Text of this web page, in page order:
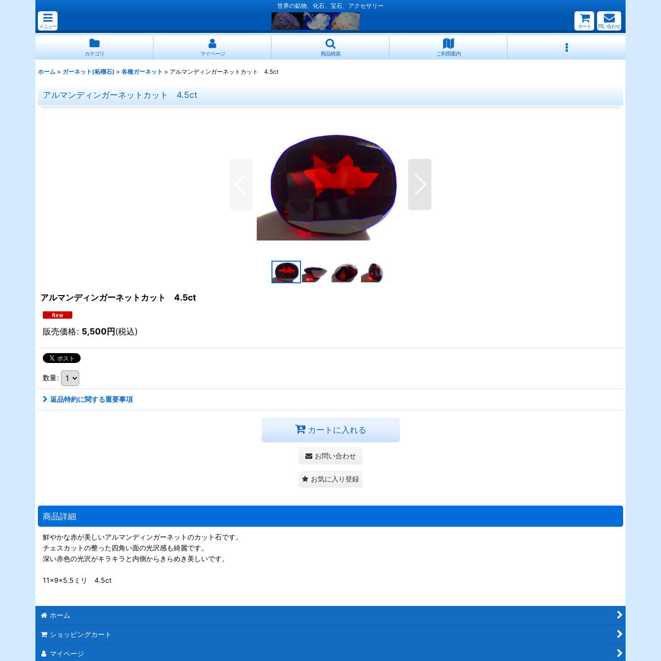
世界の鉱物、化石、宝石、アクセサリー
メニュー カート 問い合わせ
カテゴリ マイページ 商品検索 ご利用案内
ホーム > ガーネット(柘榴石) > 各種ガーネット > アルマンディンガーネットカット 4.5ct
アルマンディンガーネットカット 4.5ct
アルマンディンガーネットカット 4.5ct
販売価格: 5,500円(税込)
数量:
返品特約に関する重要事項
カートに入れる
お問い合わせ
お気に入り登録
商品詳細
鮮やかな赤が美しいアルマンディンガーネットのカット石です。
チェスカットの整った四角い面の光沢感も綺麗です。
深い赤色の光沢がキラキラと内側からきらめき美しいです。
11×9×5.5ミリ 4.5ct
ホーム
ショッピングカート
マイページ